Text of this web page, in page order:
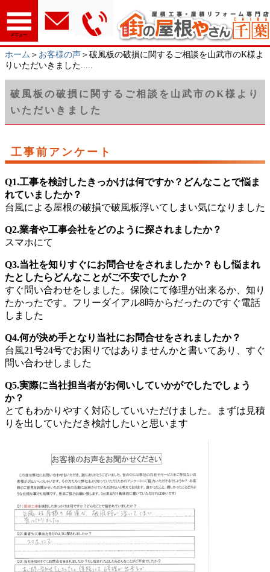
メニュー
ホーム ＞ お客様の声 ＞破風板の破損に関するご相談を山武市のK様よ
りいただいきました.....
破風板の破損に関するご相談を山武市のK様より
いただいきました
工事前アンケート
Q1.工事を検討したきっかけは何ですか？どんなことで悩ま
れていましたか？
台風による屋根の破損で破風板浮いてしまい気になりました
Q2.業者や工事会社をどのように探されましたか？
スマホにて
Q3.当社を知りすぐにお問合せをされましたか？もし悩まれ
たとしたらどんなことがご不安でしたか？
すぐ問い合わせをしました。保険にて修理が出来るか、知り
たかったです。フリーダイアル8時からだったのですぐ電話
しました
Q4.何が決め手となり当社にお問合せをされましたか？
台風21号24号でお困りではありませんかと書いてあり、すぐ
問い合わせしました
Q5.実際に当社担当者がお伺いしていかがでしたでしょう
か？
とてもわかりやすく対応していいただけました。まずは見積
りを出していただき検討したいと思います